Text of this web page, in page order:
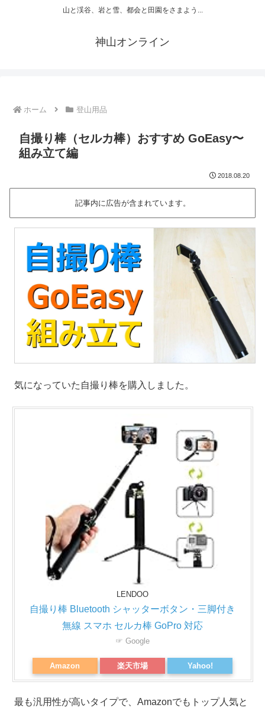
山と渓谷、岩と雪、都会と田園をさまよう...
神山オンライン
ホーム 登山用品
自撮り棒（セルカ棒）おすすめ GoEasy〜
組み立て編
2018.08.20
記事内に広告が含まれています。
気になっていた自撮り棒を購入しました。
LENDOO
自撮り棒 Bluetooth シャッターボタン・三脚付き
無線 スマホ セルカ棒 GoPro 対応
☞ Google
Amazon 楽天市場 Yahoo!
最も汎用性が高いタイプで、Amazonでもトップ人気と